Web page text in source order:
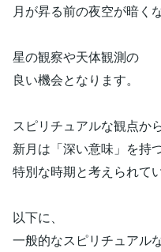
月が昇る前の夜空が暗くな
星の観察や天体観測の
良い機会となります。
スピリチュアルな観点か
新月は「深い意味」を持
特別な時期と考えられてい
以下に、
一般的なスピリチュアル